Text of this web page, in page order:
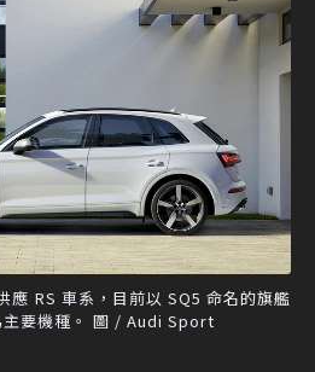
應 RS 車系，目前以 SQ5 命名的旗艦
主要機種。 圖 / Audi Sport